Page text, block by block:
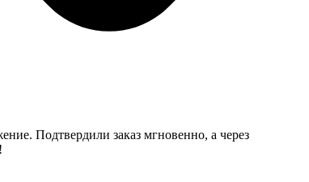
Подтвердили заказ мгновенно, а через